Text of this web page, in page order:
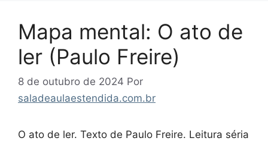
Mapa mental: O ato de
ler (Paulo Freire)
8 de outubro de 2024 Por
saladeaulaestendida.com.br
O ato de ler. Texto de Paulo Freire. Leitura séria